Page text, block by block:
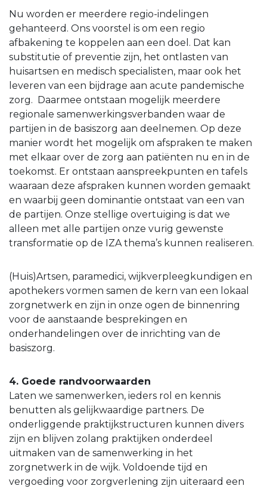
Nu worden er meerdere regio-indelingen
gehanteerd. Ons voorstel is om een regio
afbakening te koppelen aan een doel. Dat kan
substitutie of preventie zijn, het ontlasten van
huisartsen en medisch specialisten, maar ook het
leveren van een bijdrage aan acute pandemische
zorg. Daarmee ontstaan mogelijk meerdere
regionale samenwerkingsverbanden waar de
partijen in de basiszorg aan deelnemen. Op deze
manier wordt het mogelijk om afspraken te maken
met elkaar over de zorg aan patiënten nu en in de
toekomst. Er ontstaan aanspreekpunten en tafels
waaraan deze afspraken kunnen worden gemaakt
en waarbij geen dominantie ontstaat van een van
de partijen. Onze stellige overtuiging is dat we
alleen met alle partijen onze vurig gewenste
transformatie op de IZA thema’s kunnen realiseren.
(Huis)Artsen, paramedici, wijkverpleegkundigen en
apothekers vormen samen de kern van een lokaal
zorgnetwerk en zijn in onze ogen de binnenring
voor de aanstaande besprekingen en
onderhandelingen over de inrichting van de
basiszorg.
4. Goede randvoorwaarden
Laten we samenwerken, ieders rol en kennis
benutten als gelijkwaardige partners. De
onderliggende praktijkstructuren kunnen divers
zijn en blijven zolang praktijken onderdeel
uitmaken van de samenwerking in het
zorgnetwerk in de wijk. Voldoende tijd en
vergoeding voor zorgverlening zijn uiteraard een